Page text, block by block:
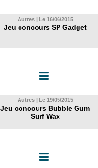
Autres | Le 16/06/2015
Jeu concours SP Gadget
Autres | Le 19/05/2015
Jeu concours Bubble Gum
Surf Wax